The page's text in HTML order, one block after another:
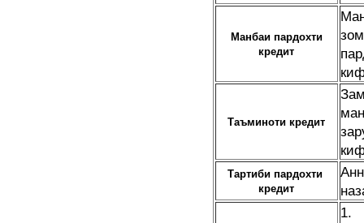
Манбаи пардохти
кредит
Таъминоти кредит
Тартиби пардохти
кредит
1.